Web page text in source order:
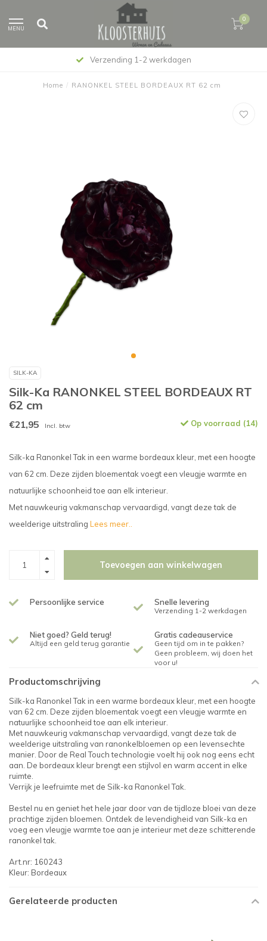
MENU
0
Verzending 1-2 werkdagen
Home / RANONKEL STEEL BORDEAUX RT 62 cm
SILK-KA
Silk-Ka RANONKEL STEEL BORDEAUX RT
62 cm
€21,95 Incl. btw Op voorraad (14)
Silk-ka Ranonkel Tak in een warme bordeaux kleur, met een hoogte
van 62 cm. Deze zijden bloementak voegt een vleugje warmte en
natuurlijke schoonheid toe aan elk interieur.
Met nauwkeurig vakmanschap vervaardigd, vangt deze tak de
weelderige uitstraling Lees meer..
Toevoegen aan winkelwagen
Persoonlijke service Snelle levering
Verzending 1-2 werkdagen
Niet goed? Geld terug!
Altijd een geld terug garantie
Gratis cadeauservice
Geen tijd om in te pakken?
Geen probleem, wij doen het
voor u!
Productomschrijving
Silk-ka Ranonkel Tak in een warme bordeaux kleur, met een hoogte
van 62 cm. Deze zijden bloementak voegt een vleugje warmte en
natuurlijke schoonheid toe aan elk interieur.
Met nauwkeurig vakmanschap vervaardigd, vangt deze tak de
weelderige uitstraling van ranonkelbloemen op een levensechte
manier. Door de Real Touch technologie voelt hij ook nog eens echt
aan. De bordeaux kleur brengt een stijlvol en warm accent in elke
ruimte.
Verrijk je leefruimte met de Silk-ka Ranonkel Tak.
Bestel nu en geniet het hele jaar door van de tijdloze bloei van deze
prachtige zijden bloemen. Ontdek de levendigheid van Silk-ka en
voeg een vleugje warmte toe aan je interieur met deze schitterende
ranonkel tak.
Art.nr: 160243
Kleur: Bordeaux
Gerelateerde producten